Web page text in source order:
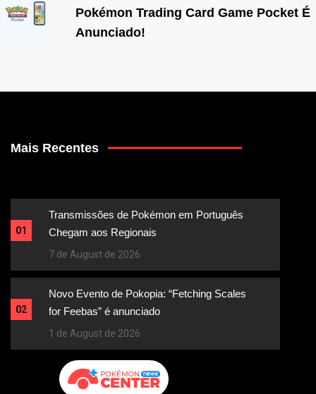
Pokémon Trading Card Game Pocket É
Anunciado!
Mais Recentes
01
Transmissões de Pokémon em Português
Chegam aos Regionais
7 de August de 2026
02
Novo Evento de Pokopia: “Fetching Scales
for Feebas” é anunciado
1 de August de 2026